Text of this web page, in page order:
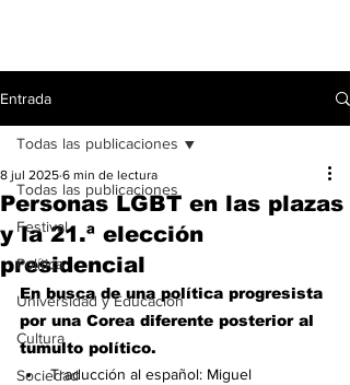
Entrada
Todas las publicaciones
Festival
Política
Universidad y Educación
Cultura
Sociedad
Todas las publicaciones
Personas LGBT en las plazas
y la 21.ª elección
presidencial
8 jul 2025 6 min de lectura
En busca de una política progresista
por una Corea diferente posterior al
tumulto político.
Traducción al español: Miguel